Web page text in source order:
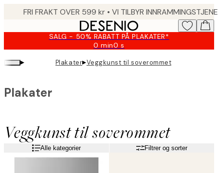
SALG - 50% RABATT PÅ PLAKATER*
0 min0 s
Gyldig
og
▸ Plakater▸Veggkunst til soverommet
Veggkunst til soverommet
Plakater
Alle kategorier Filtrer og sorter